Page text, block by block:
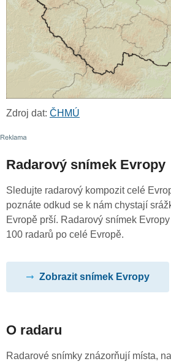
Zdroj dat: ČHMÚ
Radarový snímek Evropy
Sledujte radarový kompozit celé
poznáte odkud se k nám chystají
Evropě prší. Radarový snímek
100 radarů po celé Evropě.
Zobrazit snímek Evropy
O radaru
Radarové snímky znázorňují místa,